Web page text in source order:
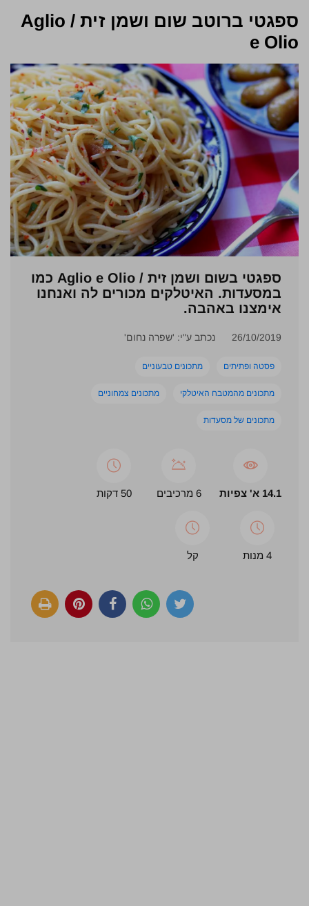
ספגטי ברוטב שום ושמן זית / Aglio
e Olio
ספגטי בשום ושמן זית / Aglio e Olio כמו
במסעדות. האיטלקים מכורים לה ואנחנו
אימצנו באהבה.
26/10/2019 נכתב ע"י: 'שפרה נחום'
פסטה ופתיתים מתכונים טבעוניים
מתכונים מהמטבח האיטלקי מתכונים צמחוניים
מתכונים של מסעדות
14.1 א' צפיות 6 מרכיבים 50 דקות
4 מנות קל